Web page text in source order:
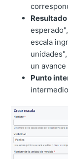
escala
un avance
Punto